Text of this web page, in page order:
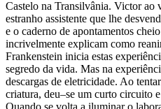
Castelo na Transilvânia. Victor ao
estranho assistente que lhe
e o caderno de apontamentos
incrivelmente explicam como
Frankenstein inicia estas
segredo da vida. Mas na
descargas de eletricidade. Ao
criatura, deu–se um curto circuito